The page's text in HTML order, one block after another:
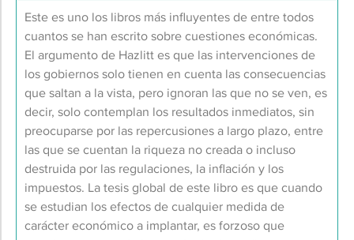
Este es uno los libros más influyentes de entre todos
cuantos se han escrito sobre cuestiones económicas.
El argumento de Hazlitt es que las intervenciones de
los gobiernos solo tienen en cuenta las consecuencias
que saltan a la vista, pero ignoran las que no se ven, es
decir, solo contemplan los resultados inmediatos, sin
preocuparse por las repercusiones a largo plazo, entre
las que se cuentan la riqueza no creada o incluso
destruida por las regulaciones, la inflación y los
impuestos. La tesis global de este libro es que cuando
se estudian los efectos de cualquier medida de
carácter económico a implantar, es forzoso que